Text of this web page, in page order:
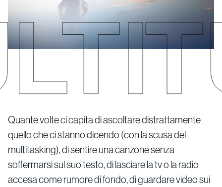
Quante volte ci capita di ascoltare distrattamente
quello che ci stanno dicendo (con la scusa del
multitasking), di sentire una canzone senza
soffermarsi sul suo testo, di lasciare la tv o la radio
accesa come rumore di fondo, di guardare video sui